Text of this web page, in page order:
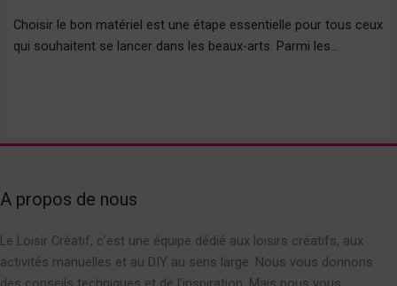
Choisir le bon matériel est une étape essentielle pour tous ceux
qui souhaitent se lancer dans les beaux-arts. Parmi les…
A propos de nous
Le Loisir Créatif, c’est une équipe dédié aux loisirs créatifs, aux
activités manuelles et au DIY au sens large. Nous vous donnons